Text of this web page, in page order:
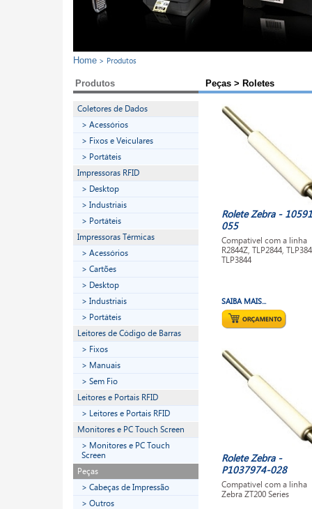
Home > Produtos
Produtos Peças > Roletes
Coletores de Dados
> Acessórios
> Fixos e Veiculares
> Portáteis
Impressoras RFID
> Desktop
> Industriais
> Portáteis
Impressoras Térmicas
> Acessórios
> Cartões
> Desktop
> Industriais
> Portáteis
Leitores de Código de Barras
> Fixos
> Manuais
> Sem Fio
Leitores e Portais RFID
> Leitores e Portais RFID
Monitores e PC Touch Screen
> Monitores e PC Touch
Screen
Peças
> Cabeças de Impressão
> Outros
Rolete Zebra -
055
Compatível com a linha
R2844Z, TLP2844,
TLP3844
SAIBA MAIS...
Rolete Zebra -
P1037974-028
Compatível com a linha
Zebra ZT200 Series